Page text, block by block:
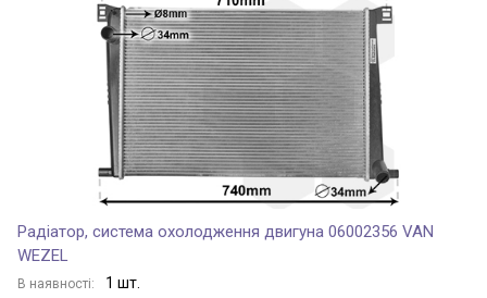
Радіатор, система охолодження двигуна 06002356 VAN
WEZEL
В наявності: 1 шт.